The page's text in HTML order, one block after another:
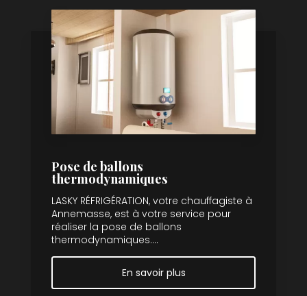
Pose de ballons
thermodynamiques
LASKY RÉFRIGÉRATION, votre chauffagiste à
Annemasse, est à votre service pour
réaliser la pose de ballons
thermodynamiques....
En savoir plus